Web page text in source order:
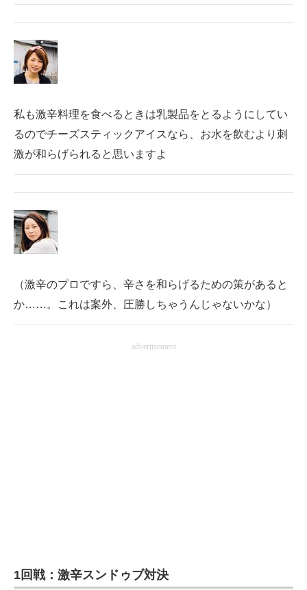
私も激辛料理を食べるときは乳製品をとるようにしてい
るのでチーズスティックアイスなら、お水を飲むより刺
激が和らげられると思いますよ
（激辛のプロですら、辛さを和らげるための策があると
か……。これは案外、圧勝しちゃうんじゃないかな）
advertisement
1回戦：激辛スンドゥブ対決